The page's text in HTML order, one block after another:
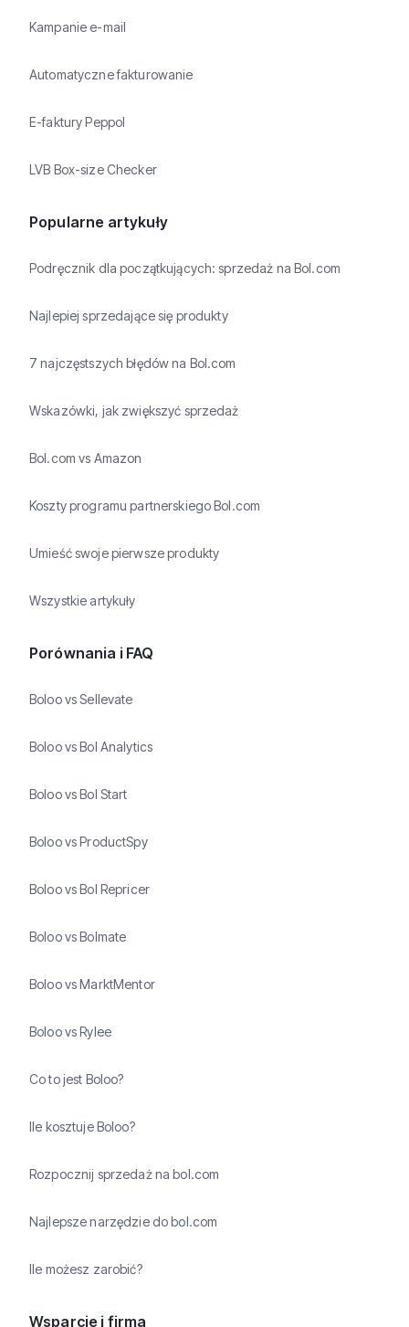
Kampanie e-mail
Automatyczne fakturowanie
E-faktury Peppol
LVB Box-size Checker
Popularne artykuły
Podręcznik dla początkujących: sprzedaż na Bol.com
Najlepiej sprzedające się produkty
7 najczęstszych błędów na Bol.com
Wskazówki, jak zwiększyć sprzedaż
Bol.com vs Amazon
Koszty programu partnerskiego Bol.com
Umieść swoje pierwsze produkty
Wszystkie artykuły
Porównania i FAQ
Boloo vs Sellevate
Boloo vs Bol Analytics
Boloo vs Bol Start
Boloo vs ProductSpy
Boloo vs Bol Repricer
Boloo vs Bolmate
Boloo vs MarktMentor
Boloo vs Rylee
Co to jest Boloo?
Ile kosztuje Boloo?
Rozpocznij sprzedaż na bol.com
Najlepsze narzędzie do bol.com
Ile możesz zarobić?
Wsparcie i firma